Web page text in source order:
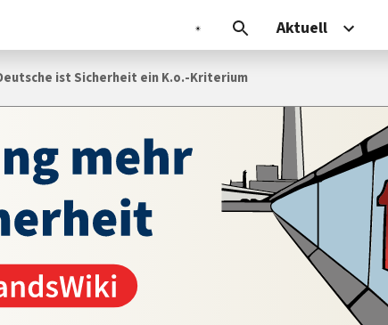
Aktuell
ist Sicherheit ein K.o.-Kriterium